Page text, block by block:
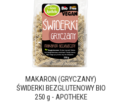
MAKARON (GRYCZANY)
ŚWIDERKI BEZGLUTENOWY BIO
250 g - APOTHEKE